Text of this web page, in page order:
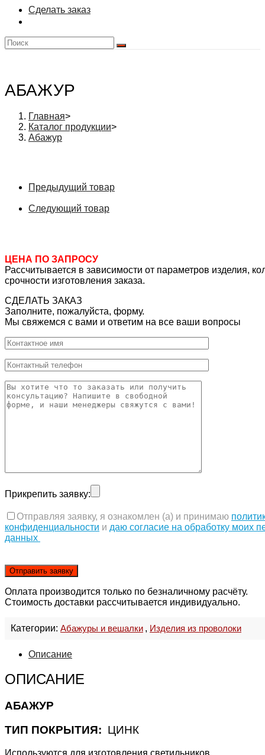
Сделать заказ
АБАЖУР
Главная>
Каталог продукции>
Абажур
Предыдущий товар
Следующий товар
ЦЕНА ПО ЗАПРОСУ
Рассчитывается в зависимости от параметров изделия,
срочности изготовления заказа.
СДЕЛАТЬ ЗАКАЗ
Заполните, пожалуйста, форму.
Мы свяжемся с вами и ответим на все ваши вопросы
Прикрепить заявку:
Отправляя заявку, я ознакомлен (а) и принимаю
конфиденциальности и даю согласие на обработку моих
данных
Оплата производится только по безналичному расчёту.
Стоимость доставки рассчитывается индивидуально.
Категории: Абажуры и вешалки , Изделия из проволоки
Описание
ОПИСАНИЕ
АБАЖУР
ТИП ПОКРЫТИЯ: ЦИНК
Используются для изготовления светильников.